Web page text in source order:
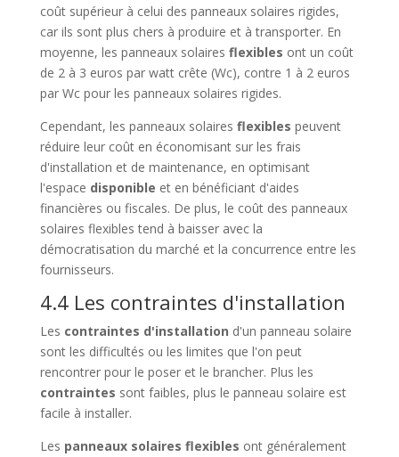
coût supérieur à celui des panneaux solaires rigides,
car ils sont plus chers à produire et à transporter. En
moyenne, les panneaux solaires flexibles ont un coût
de 2 à 3 euros par watt crête (Wc), contre 1 à 2 euros
par Wc pour les panneaux solaires rigides.
Cependant, les panneaux solaires flexibles peuvent
réduire leur coût en économisant sur les frais
d'installation et de maintenance, en optimisant
l'espace disponible et en bénéficiant d'aides
financières ou fiscales. De plus, le coût des panneaux
solaires flexibles tend à baisser avec la
démocratisation du marché et la concurrence entre les
fournisseurs.
4.4 Les contraintes d'installation
Les contraintes d'installation d'un panneau solaire
sont les difficultés ou les limites que l'on peut
rencontrer pour le poser et le brancher. Plus les
contraintes sont faibles, plus le panneau solaire est
facile à installer.
Les panneaux solaires flexibles ont généralement